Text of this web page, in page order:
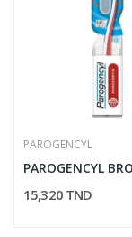
PAROGENCYL
15,320 TND